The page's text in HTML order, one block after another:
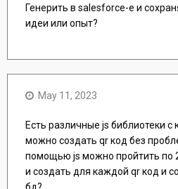
Генерить в salesforce-е и
идеи или опыт?
May 11, 2023
Есть различные js библиотеки с
можно создать qr код без
помощью js можно пройтить по
и создать для каждой qr код и